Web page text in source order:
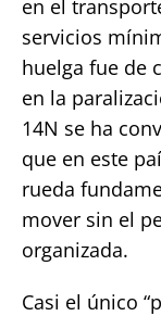
en el
servicios
huelga fue de
en la
14N se ha
que en este
rueda
mover sin el
organizada.
Casi el único